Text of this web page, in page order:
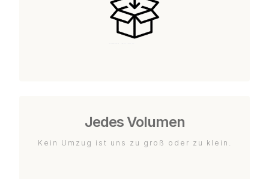
Jedes Volumen
Kein Umzug ist uns zu groß oder zu klein.